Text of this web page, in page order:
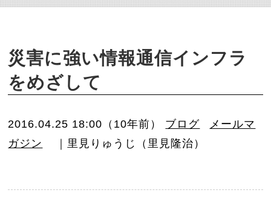
災害に強い情報通信インフラ
をめざして
2016.04.25 18:00（10年前） ブログ
メールマ
ガジン
｜里見りゅうじ（里見隆治）